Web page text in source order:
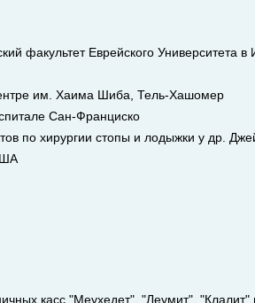
факультет Еврейского Университета в
им. Хаима Шиба, Тель-Хашомер
Сан-Франциско
по хирургии стопы и лодыжки у др.
касс "Меухедет", "Леумит", "Клалит"